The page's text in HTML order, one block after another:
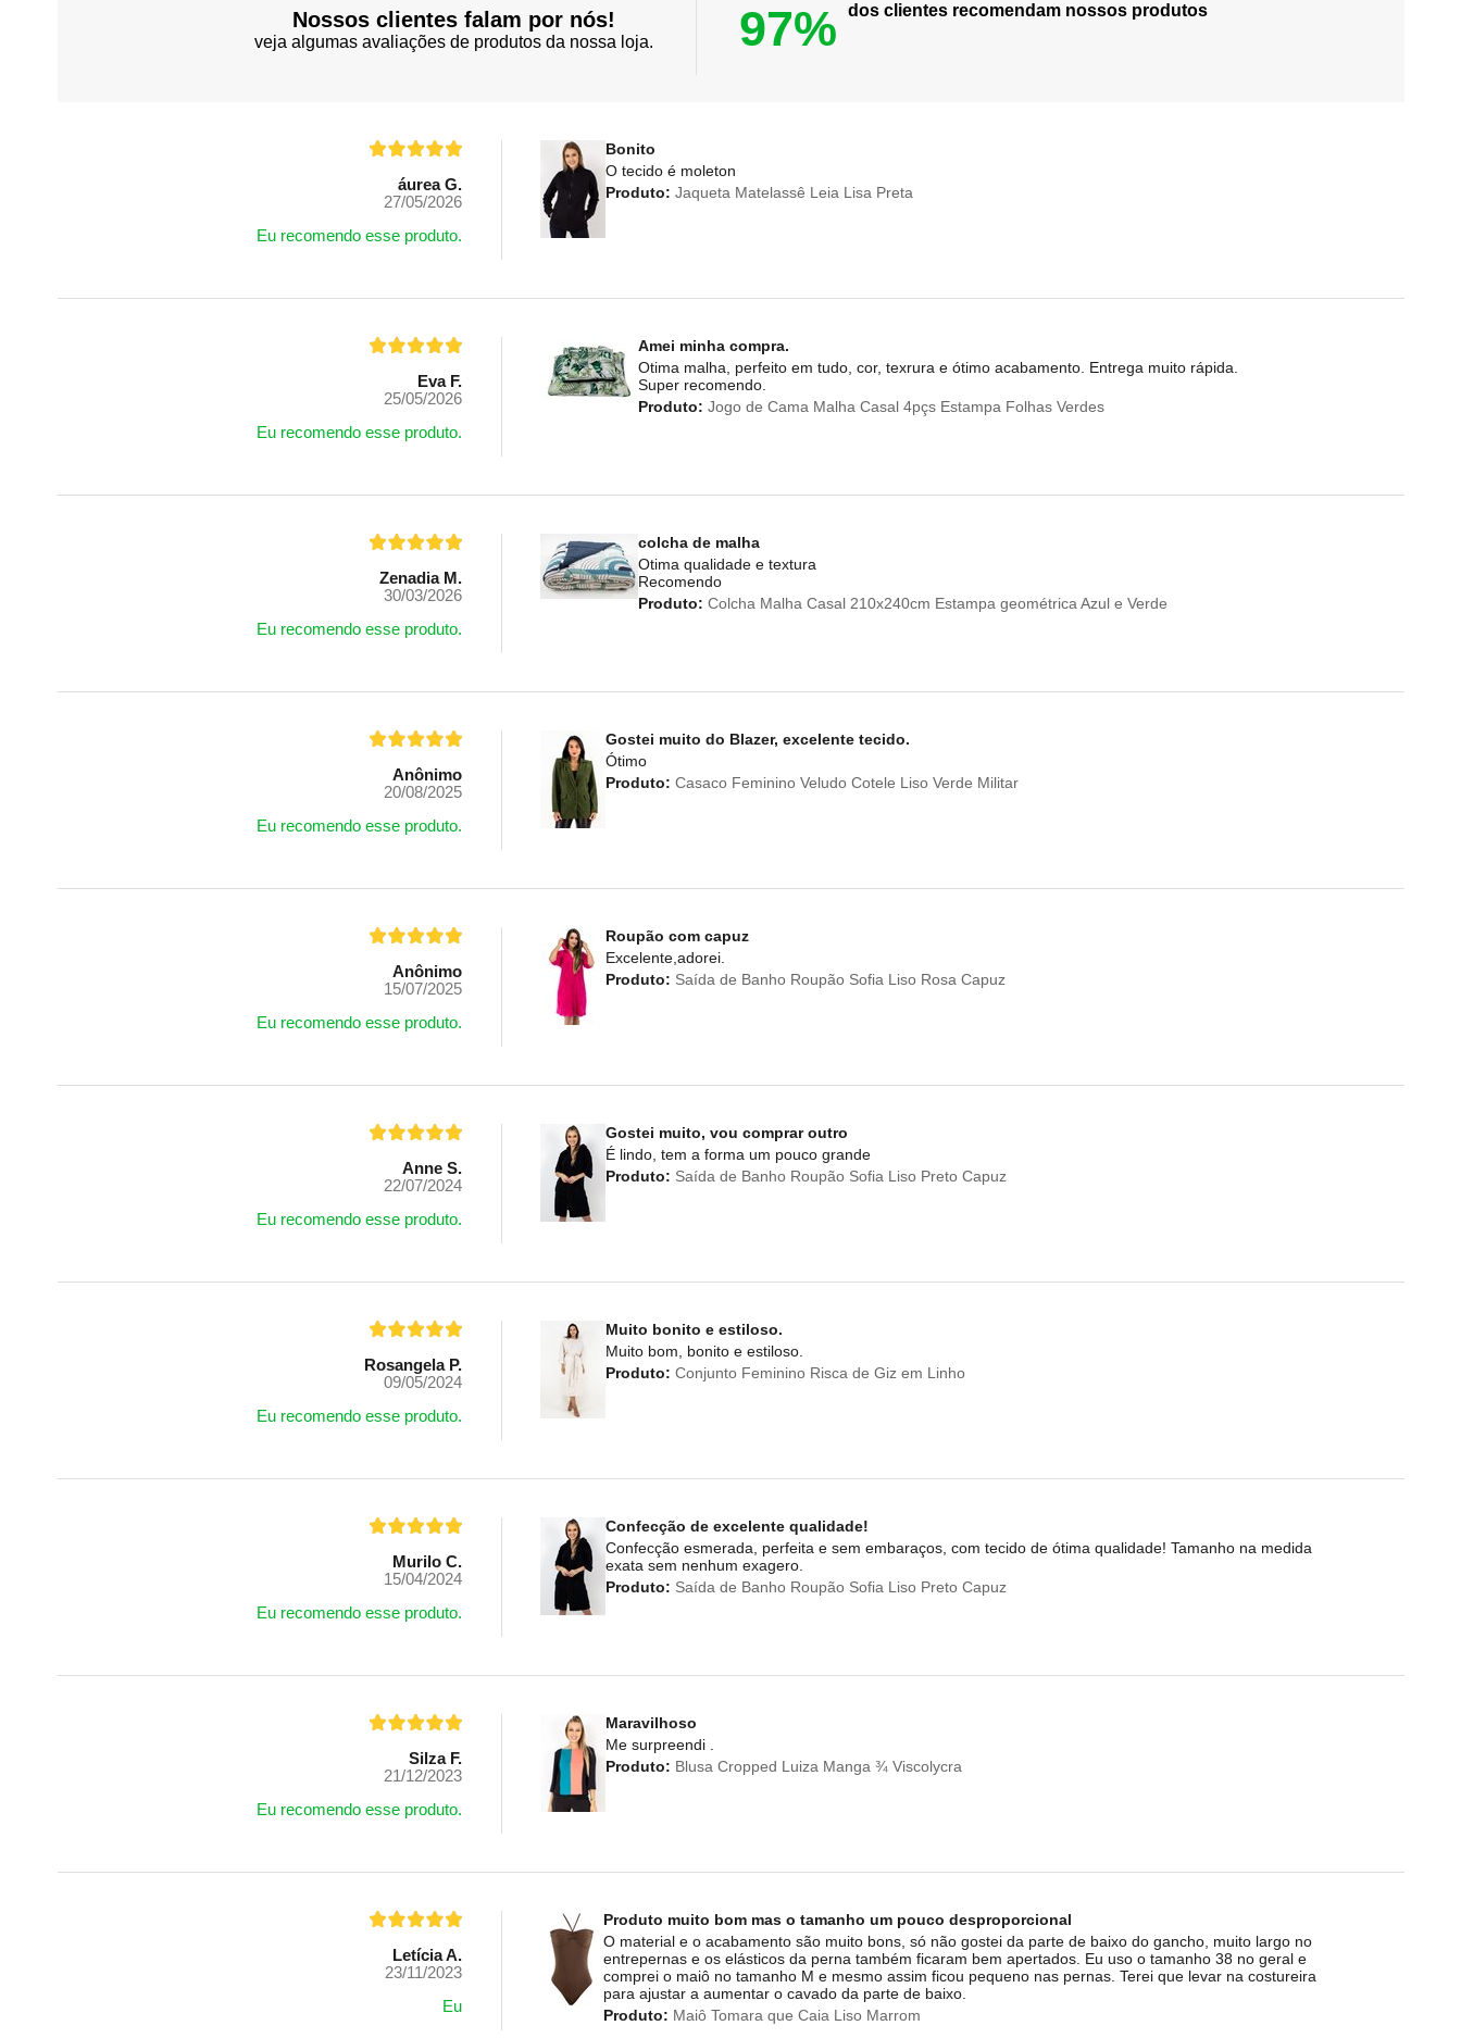
Nossos clientes falam por nós!
veja algumas avaliações de produtos da nossa loja. 97% dos clientes recomendam nossos produtos
áurea G.
27/05/2026
Eu recomendo esse produto.
Bonito
O tecido é moleton
Produto: Jaqueta Matelassê Leia Lisa Preta
Eva F.
25/05/2026
Eu recomendo esse produto.
Amei minha compra.
Otima malha, perfeito em tudo, cor, texrura e ótimo acabamento. Entrega muito rápida.
Super recomendo.
Produto: Jogo de Cama Malha Casal 4pçs Estampa Folhas Verdes
Zenadia M.
30/03/2026
Eu recomendo esse produto.
colcha de malha
Otima qualidade e textura
Recomendo
Produto: Colcha Malha Casal 210x240cm Estampa geométrica Azul e Verde
Anônimo
20/08/2025
Eu recomendo esse produto.
Gostei muito do Blazer, excelente tecido.
Ótimo
Produto: Casaco Feminino Veludo Cotele Liso Verde Militar
Anônimo
15/07/2025
Eu recomendo esse produto.
Roupão com capuz
Excelente,adorei.
Produto: Saída de Banho Roupão Sofia Liso Rosa Capuz
Anne S.
22/07/2024
Eu recomendo esse produto.
Gostei muito, vou comprar outro
É lindo, tem a forma um pouco grande
Produto: Saída de Banho Roupão Sofia Liso Preto Capuz
Rosangela P.
09/05/2024
Eu recomendo esse produto.
Muito bonito e estiloso.
Muito bom, bonito e estiloso.
Produto: Conjunto Feminino Risca de Giz em Linho
Murilo C.
15/04/2024
Eu recomendo esse produto.
Confecção de excelente qualidade!
Confecção esmerada, perfeita e sem embaraços, com tecido de ótima qualidade! Tamanho na medida
exata sem nenhum exagero.
Produto: Saída de Banho Roupão Sofia Liso Preto Capuz
Silza F.
21/12/2023
Eu recomendo esse produto.
Maravilhoso
Me surpreendi .
Produto: Blusa Cropped Luiza Manga ¾ Viscolycra
Letícia A.
23/11/2023
Eu
Produto muito bom mas o tamanho um pouco desproporcional
O material e o acabamento são muito bons, só não gostei da parte de baixo do gancho, muito largo no
entrepernas e os elásticos da perna também ficaram bem apertados. Eu uso o tamanho 38 no geral e
comprei o maiô no tamanho M e mesmo assim ficou pequeno nas pernas. Terei que levar na costureira
para ajustar a aumentar o cavado da parte de baixo.
Produto: Maiô Tomara que Caia Liso Marrom